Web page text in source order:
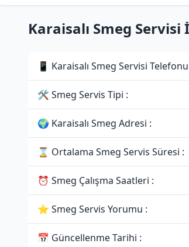
Karaisalı Smeg
📱 Karaisalı Smeg Servisi
🛠 Smeg Servis Tipi :
🌍 Karaisalı Smeg Adresi :
⌛ Ortalama Smeg Servis Süresi :
⏰ Smeg Çalışma Saatleri :
⭐ Smeg Servis Yorumu :
📅 Güncellenme Tarihi :